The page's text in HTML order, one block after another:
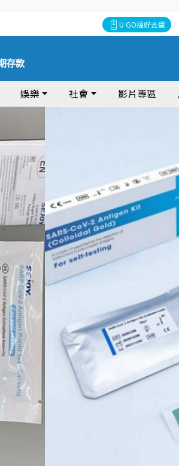
U GO搵好去處
存款
娛樂 社會 影片專區